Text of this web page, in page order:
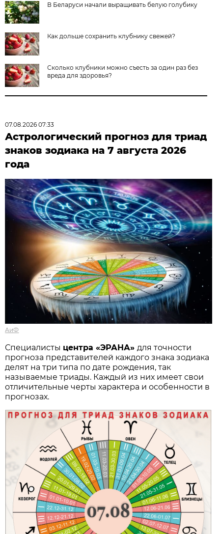
В Беларуси начали выращивать белую голубику
Как дольше сохранить клубнику свежей?
Сколько клубники можно съесть за один раз без
вреда для здоровья?
07.08.2026 07:33
Астрологический прогноз для триад
знаков зодиака на 7 августа 2026
года
АиФ
Специалисты центра «ЭРАНА»для точности
прогноза представителей каждого знака зодиака
делят на три типа по дате рождения, так
называемые триады. Каждый из них имеет свои
отличительные черты характера и особенности в
прогнозах.